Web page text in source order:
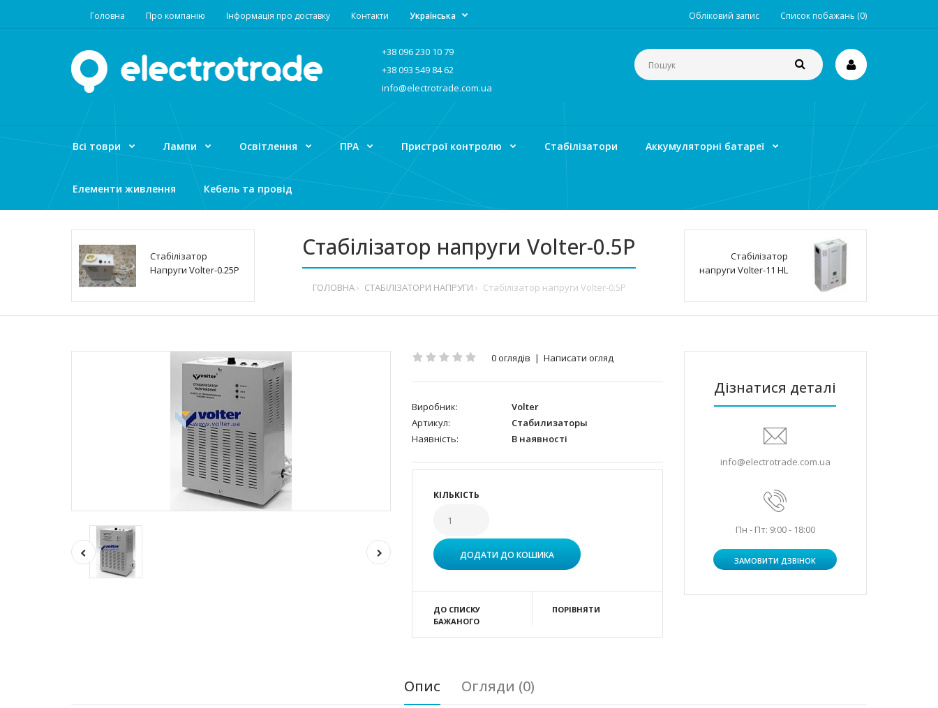
Головна Про компанію Інформація про доставку Контакти Обліковий запис Список побажань (0)
Українська
+38 096 230 10 79
+38 093 549 84 62
info@electrotrade.com.ua
Всі товри Лампи Освітлення ПРА Пристрої контролю Стабілізатори Аккумуляторні батареї
Елементи живлення Кебель та провід
Стабілізатор
Напруги Volter-0.25P
Стабілізатор напруги Volter-0.5P
ГОЛОВНА СТАБІЛІЗАТОРИ НАПРУГИ Стабілізатор напруги Volter-0.5P
Стабілізатор
напруги Volter-11 HL
0 оглядів | Написати огляд
Виробник:
Volter
Артикул:
Стабилизаторы
Наявність:
В наявності
КІЛЬКІСТЬ
ДО СПИСКУ
БАЖАНОГО
ПОРІВНЯТИ
Дізнатися деталі
info@electrotrade.com.ua
Пн - Пт: 9:00 - 18:00
ЗАМОВИТИ ДЗВІНОК
Опис Огляди (0)